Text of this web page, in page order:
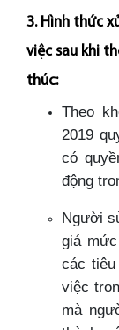
3. Hình thức
việc sau khi
thúc:
Theo
2019
có
động
Người
giá
các
việc
mà